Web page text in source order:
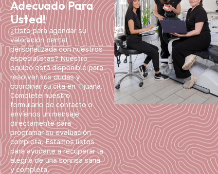
Adecuado Para
Usted!
¿Listo para agendar su
valoración dental
personalizada con nuestros
especialistas? Nuestro
equipo está disponible para
resolver sus dudas y
coordinar su cita en Tijuana.
Complete nuestro
formulario de contacto o
envíenos un mensaje
directamente para
programar su evaluación
completa. Estamos listos
para ayudarle a recuperar la
alegría de una sonrisa sana
y completa.